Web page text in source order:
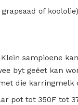
of koololie)
sampioene
byt geëet kan
die karringmelk
pot tot 350F tot